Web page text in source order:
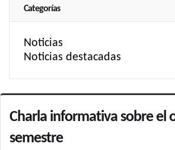
Categorías
Noticias
Noticias destacadas
Charla informativa sobre el
semestre